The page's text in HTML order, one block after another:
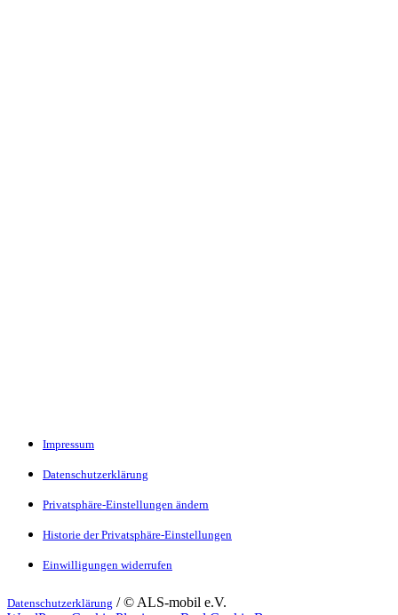
Impressum
Datenschutzerklärung
Privatsphäre-Einstellungen ändern
Historie der Privatsphäre-Einstellungen
Einwilligungen widerrufen
Datenschutzerklärung / © ALS-mobil e.V.